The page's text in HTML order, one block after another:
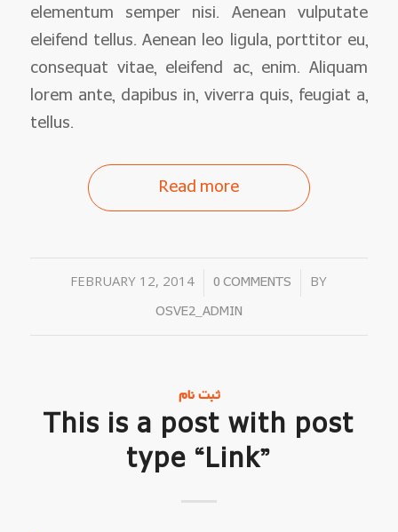
elementum semper nisi. Aenean vulputate
eleifend tellus. Aenean leo ligula, porttitor eu,
consequat vitae, eleifend ac, enim. Aliquam
lorem ante, dapibus in, viverra quis, feugiat a,
tellus.
Read more
FEBRUARY 12, 2014
/ 0 COMMENTS
/ BY
OSVE2_ADMIN
ثبت نام
This is a post with post
type “Link”